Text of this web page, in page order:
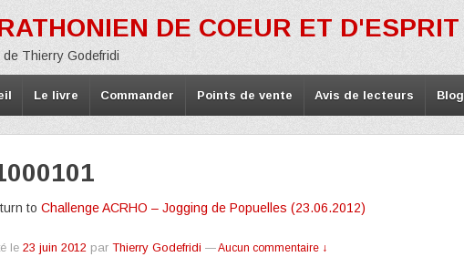
DE COEUR ET D'ESPRIT
de Thierry Godefridi
Le livre Commander Points de vente Avis de lecteurs Blog
to Challenge ACRHO – Jogging de Popuelles (23.06.2012)
le 23 juin 2012 par Thierry Godefridi —Aucun commentaire ↓